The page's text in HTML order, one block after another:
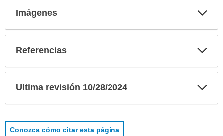
Imágenes
Referencias
Ultima revisión 10/28/2024
Conozca cómo citar esta página